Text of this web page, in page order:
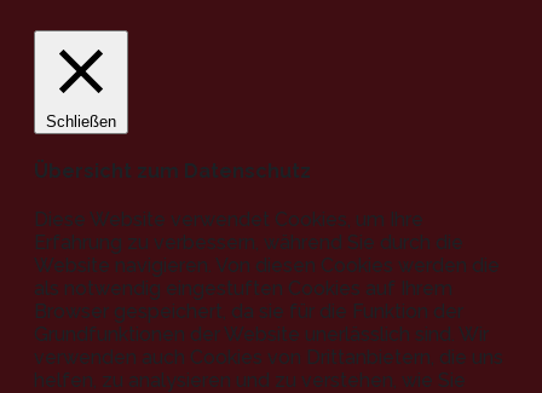
Schließen
Übersicht zum Datenschutz
Diese Website verwendet Cookies, um Ihre
Erfahrung zu verbessern, während Sie durch die
Website navigieren. Von diesen Cookies werden die
als notwendig eingestuften Cookies auf Ihrem
Browser gespeichert, da sie für die Funktion der
Grundfunktionen der Website unerlässlich sind. Wir
verwenden auch Cookies von Drittanbietern, die uns
helfen, zu analysieren und zu verstehen, wie Sie